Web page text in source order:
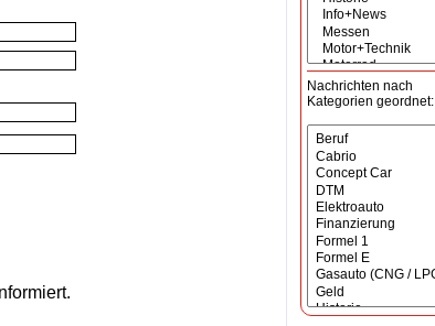
Nachrichten nach
Kategorien geordnet: